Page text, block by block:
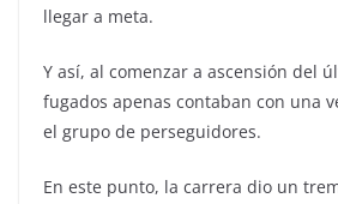
llegar a meta.
Y así, al comenzar a ascensión del
fugados apenas contaban con una
el grupo de perseguidores.
En este punto, la carrera dio un